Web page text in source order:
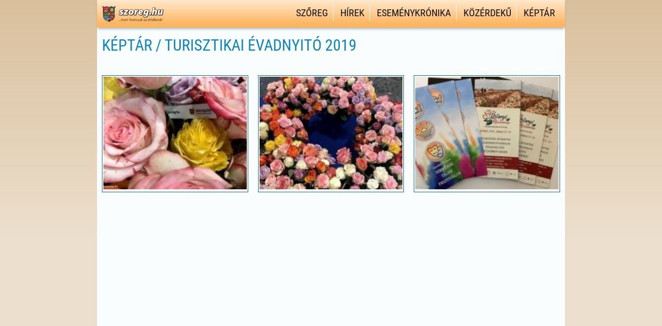
SZŐREG HÍREK ESEMÉNYKRÓNIKA KÖZÉRDEKŰ KÉPTÁR
KÉPTÁR / TURISZTIKAI ÉVADNYITÓ 2019